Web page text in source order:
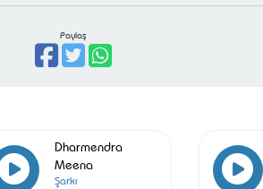
Paylaş
Dharmendra
Meena
Şarkı